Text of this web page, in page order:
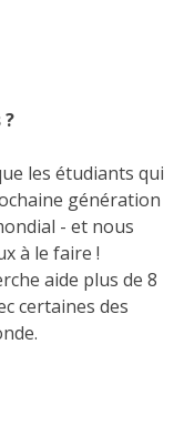
les étudiants qui
génération
- et nous
à le faire !
aide plus de 8
certaines des